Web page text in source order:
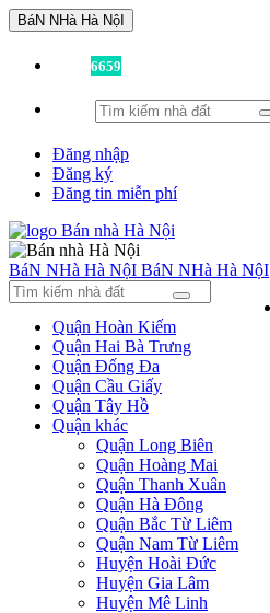
BáN NHà Hà NộI
6659
Đăng nhập
Đăng ký
Đăng tin miễn phí
BáN NHà Hà NộI BáN NHà Hà NộI
Quận Hoàn Kiếm
Quận Hai Bà Trưng
Quận Đống Đa
Quận Cầu Giấy
Quận Tây Hồ
Quận khác
Quận Long Biên
Quận Hoàng Mai
Quận Thanh Xuân
Quận Hà Đông
Quận Bắc Từ Liêm
Quận Nam Từ Liêm
Huyện Hoài Đức
Huyện Gia Lâm
Huyện Mê Linh